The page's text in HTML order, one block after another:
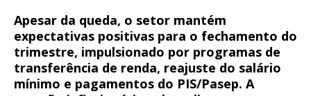
Apesar da queda, o setor mantém
expectativas positivas para o fechamento do
trimestre, impulsionado por programas de
transferência de renda, reajuste do salário
mínimo e pagamentos do PIS/Pasep. A